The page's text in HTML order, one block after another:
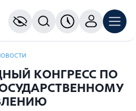
КОНГРЕСС ПО